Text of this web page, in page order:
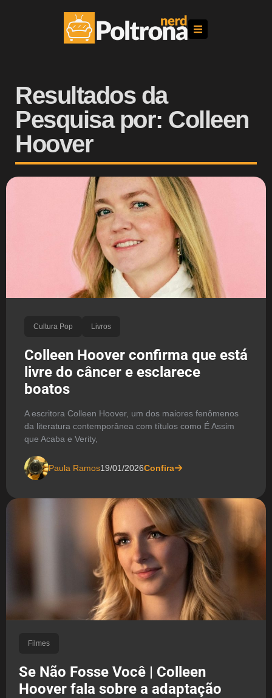
Resultados da
Pesquisa por: Colleen
Hoover
Cultura Pop Livros
Colleen Hoover confirma que está
livre do câncer e esclarece
boatos
A escritora Colleen Hoover, um dos maiores fenômenos
da literatura contemporânea com títulos como É Assim
que Acaba e Verity,
Paula Ramos19/01/2026Confira
Filmes
Se Não Fosse Você | Colleen
Hoover fala sobre a adaptação